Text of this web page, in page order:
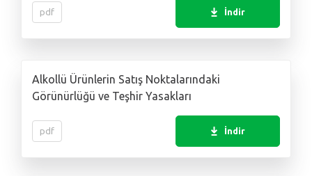
pdf İndir
Alkollü Ürünlerin Satış Noktalarındaki
Görünürlüğü ve Teşhir Yasakları
pdf İndir